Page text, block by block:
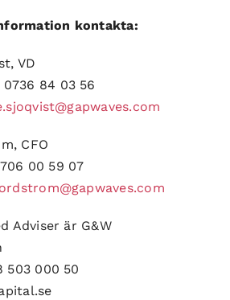
kontakta:
VD
84 03 56
CFO
00 59 07
Adviser är G&W
503 000 50